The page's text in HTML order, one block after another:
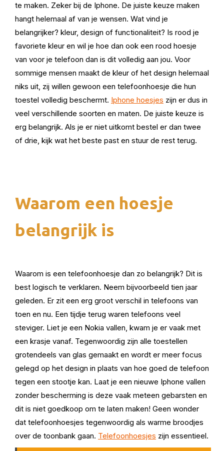
te maken. Zeker bij de Iphone. De juiste keuze maken
hangt helemaal af van je wensen. Wat vind je
belangrijker? kleur, design of functionaliteit? Is rood je
favoriete kleur en wil je hoe dan ook een rood hoesje
van voor je telefoon dan is dit volledig aan jou. Voor
sommige mensen maakt de kleur of het design helemaal
niks uit, zij willen gewoon een telefoonhoesje die hun
toestel volledig beschermt. Iphone hoesjes zijn er dus in
veel verschillende soorten en maten. De juiste keuze is
erg belangrijk. Als je er niet uitkomt bestel er dan twee
of drie, kijk wat het beste past en stuur de rest terug.
Waarom een hoesje
belangrijk is
Waarom is een telefoonhoesje dan zo belangrijk? Dit is
best logisch te verklaren. Neem bijvoorbeeld tien jaar
geleden. Er zit een erg groot verschil in telefoons van
toen en nu. Een tijdje terug waren telefoons veel
steviger. Liet je een Nokia vallen, kwam je er vaak met
een krasje vanaf. Tegenwoordig zijn alle toestellen
grotendeels van glas gemaakt en wordt er meer focus
gelegd op het design in plaats van hoe goed de telefoon
tegen een stootje kan. Laat je een nieuwe Iphone vallen
zonder bescherming is deze vaak meteen gebarsten en
dit is niet goedkoop om te laten maken! Geen wonder
dat telefoonhoesjes tegenwoordig als warme broodjes
over de toonbank gaan. Telefoonhoesjes zijn essentieel.